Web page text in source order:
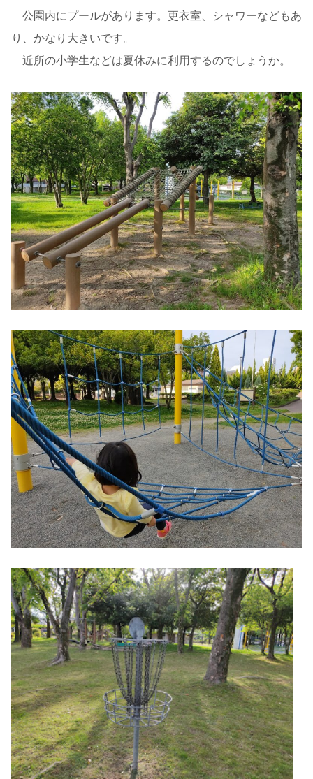
公園内にプールがあります。更衣室、シャワーなどもあ
り、かなり大きいです。
近所の小学生などは夏休みに利用するのでしょうか。